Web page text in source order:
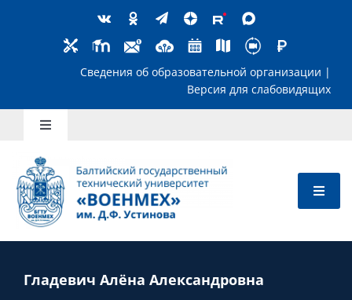
Сведения об образовательной
Toggle
Школьникам
Абитуриентам
Гладевич Алёна Александровна